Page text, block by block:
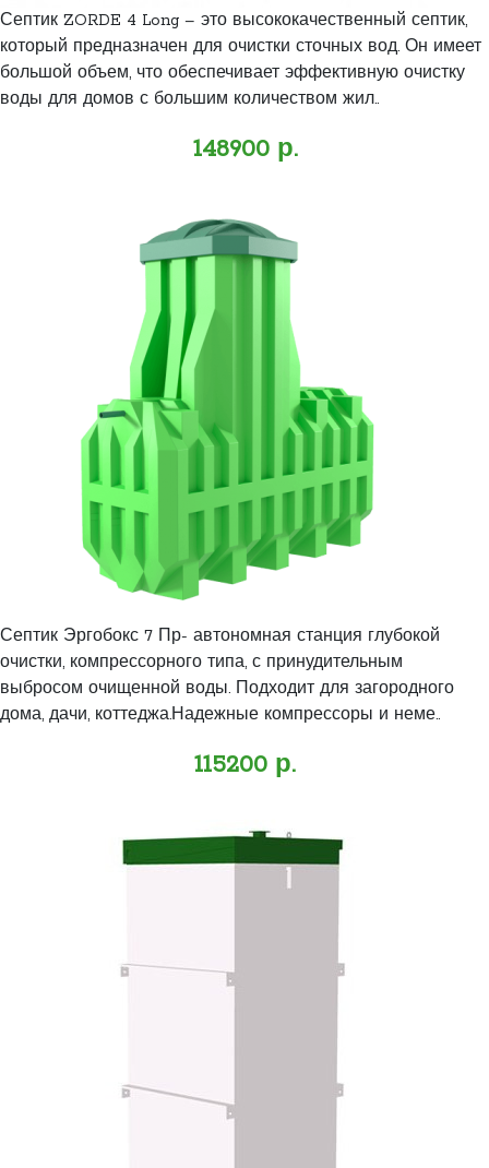
Септик ZORDE 4 Long – это высококачественный септик,
который предназначен для очистки сточных вод. Он имеет
большой объем, что обеспечивает эффективную очистку
воды для домов с большим количеством жил..
148900 р.
Септик Эргобокс 7 Пр- автономная станция глубокой
очистки, компрессорного типа, с принудительным
выбросом очищенной воды. Подходит для загородного
дома, дачи, коттеджа.Надежные компрессоры и неме..
115200 р.